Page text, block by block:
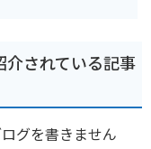
されている記事
グを書きません